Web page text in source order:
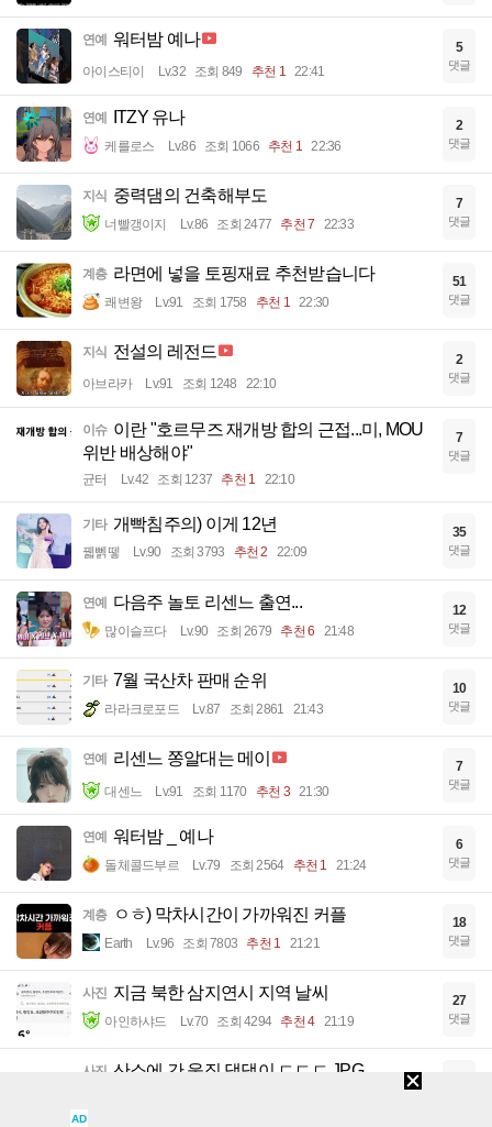
연예 워터밤 예나
아이스티이 Lv.32 조회 849 추천 1 22:41
5
댓글
연예 ITZY 유나
케를로스 Lv.86 조회 1066 추천 1 22:36
2
댓글
지식 중력댐의 건축해부도
너빨갱이지 Lv.86 조회 2477 추천 7 22:33
7
댓글
계층 라면에 넣을 토핑재료 추천받습니다
쾌변왕 Lv.91 조회 1758 추천 1 22:30
51
댓글
지식 전설의 레전드
아브라카 Lv.91 조회 1248 22:10
2
댓글
이슈 이란 "호르무즈 재개방 합의 근접...미, MOU
위반 배상해야"
균터 Lv.42 조회 1237 추천 1 22:10
7
댓글
기타 개빡침주의) 이게 12년
꿻뻵뗗 Lv.90 조회 3793 추천 2 22:09
35
댓글
연예 다음주 놀토 리센느 출연...
많이슬프다 Lv.90 조회 2679 추천 6 21:48
12
댓글
기타 7월 국산차 판매 순위
라라크로포드 Lv.87 조회 2861 21:43
10
댓글
연예 리센느 쫑알대는 메이
대센느 Lv.91 조회 1170 추천 3 21:30
7
댓글
연예 워터밤 _ 예나
돌체콜드부르 Lv.79 조회 2564 추천 1 21:24
6
댓글
계층 ㅇㅎ) 막차시간이 가까워진 커플
Earth Lv.96 조회 7803 추천 1 21:21
18
댓글
사진 지금 북한 삼지연시 지역 날씨
아인하샤드 Lv.70 조회 4294 추천 4 21:19
27
댓글
사진 산소에 간 울집 댕댕이 ㄷㄷㄷ.JPG
AD